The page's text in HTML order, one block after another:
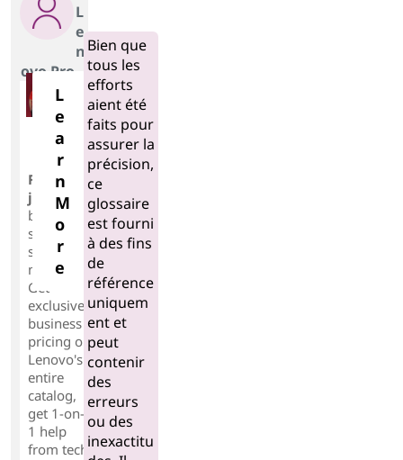
L
e
n
ovo Pro
L
e
a
r
n
M
o
r
e
Free-to-
join
for
businesse
s of any
size or
maturity.
Get
exclusive
business
pricing on
Lenovo's
entire
catalog,
get 1-on-
1 help
from tech
Bien que
tous les
efforts
aient été
faits pour
assurer la
précision,
ce
glossaire
est fourni
à des fins
de
référence
uniquem
ent et
peut
contenir
des
erreurs
ou des
inexactitu